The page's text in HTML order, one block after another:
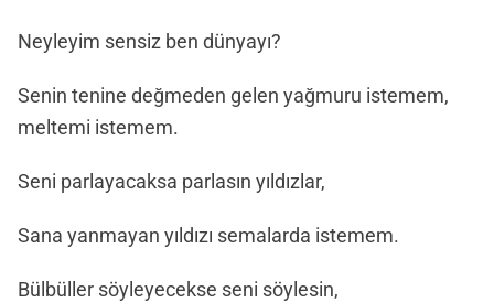
Neyleyim sensiz ben dünyayı?
Senin tenine değmeden gelen yağmuru istemem,
meltemi istemem.
Seni parlayacaksa parlasın yıldızlar,
Sana yanmayan yıldızı semalarda istemem.
Bülbüller söyleyecekse seni söylesin,